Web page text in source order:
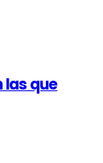
las que